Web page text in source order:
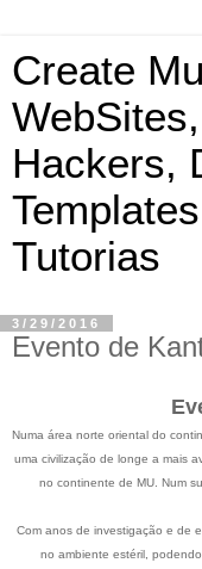
Create
Hackers,
Tutorias
3/29/2016
Evento de
Numa área norte oriental do
uma civilização de longe a mais
no continente de MU. Num
Com anos de investigação e de
no ambiente estéril,